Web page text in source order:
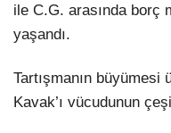
ile C.G. arasında borç
yaşandı.
Tartışmanın büyümesi
Kavak’ı vücudunun